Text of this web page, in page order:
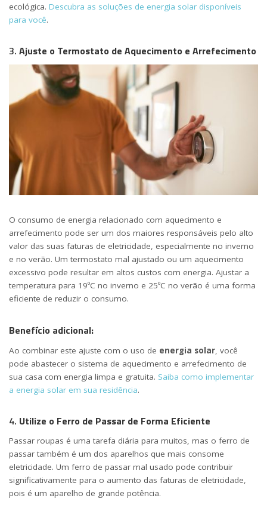
ecológica. Descubra as soluções de energia solar disponíveis
para você.
3. Ajuste o Termostato de Aquecimento e Arrefecimento
O consumo de energia relacionado com aquecimento e
arrefecimento pode ser um dos maiores responsáveis pelo alto
valor das suas faturas de eletricidade, especialmente no inverno
e no verão. Um termostato mal ajustado ou um aquecimento
excessivo pode resultar em altos custos com energia. Ajustar a
temperatura para 19ºC no inverno e 25ºC no verão é uma forma
eficiente de reduzir o consumo.
Benefício adicional:
Ao combinar este ajuste com o uso de energia solar, você
pode abastecer o sistema de aquecimento e arrefecimento de
sua casa com energia limpa e gratuita. Saiba como implementar
a energia solar em sua residência.
4. Utilize o Ferro de Passar de Forma Eficiente
Passar roupas é uma tarefa diária para muitos, mas o ferro de
passar também é um dos aparelhos que mais consome
eletricidade. Um ferro de passar mal usado pode contribuir
significativamente para o aumento das faturas de eletricidade,
pois é um aparelho de grande potência.